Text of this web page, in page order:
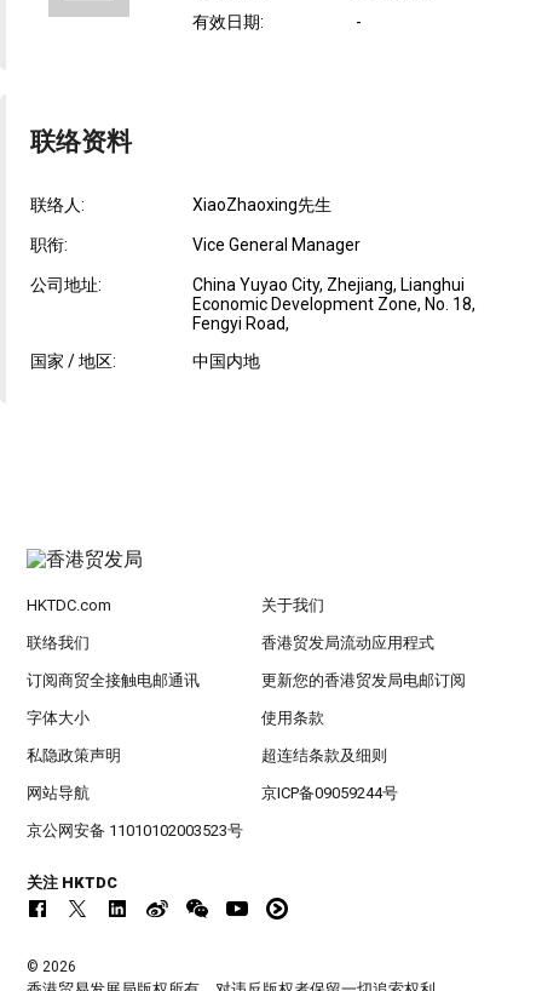
有效日期: -
联络资料
联络人: XiaoZhaoxing先生
职衔: Vice General Manager
公司地址:
China Yuyao City, Zhejiang, Lianghui
Economic Development Zone, No. 18,
Fengyi Road,
国家 / 地区:
中国内地
HKTDC.com 关于我们
联络我们 香港贸发局流动应用程式
订阅商贸全接触电邮通讯 更新您的香港贸发局电邮订阅
字体大小 使用条款
私隐政策声明 超连结条款及细则
网站导航 京ICP备09059244号
京公网安备 11010102003523号
关注 HKTDC
© 2026